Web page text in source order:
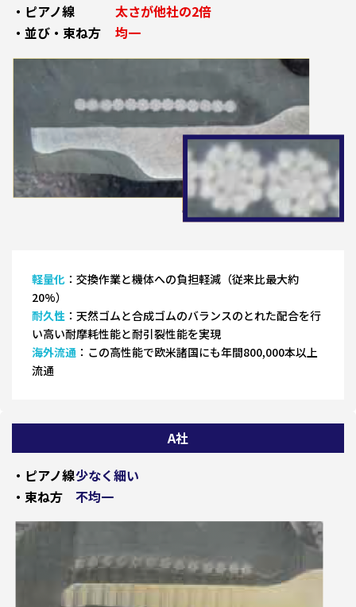
・ピアノ線
太さが他社の2倍
・並び・束ね方
均一
軽量化 ：交換作業と機体への負担軽減（従来比最大約
20%）
耐久性 ：天然ゴムと合成ゴムのバランスのとれた配合を行
い高い耐摩耗性能と耐引裂性能を実現
海外流通 ：この高性能で欧米諸国にも年間800,000本以上
流通
A社
・ピアノ線少なく細い
・束ね方
不均一